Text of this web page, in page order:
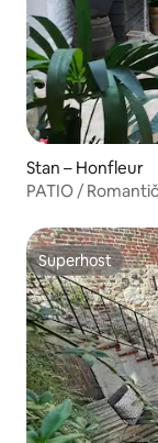
Stan – Honfleur
PATIO /
Superhost
Superhost